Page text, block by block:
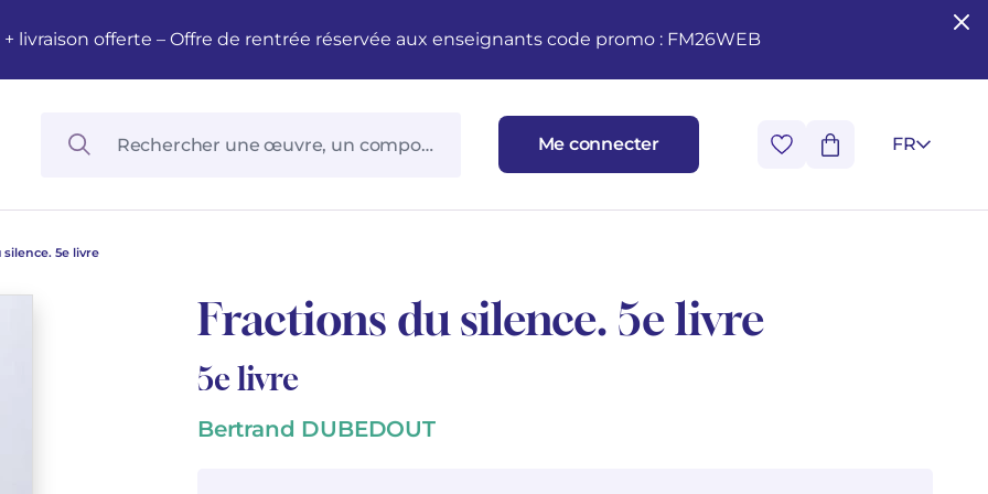
livraison offerte – Offre de rentrée réservée aux enseignants code promo : FM26WEB
Me connecter FR
5e livre
Fractions du silence. 5e livre
5e livre
Bertrand DUBEDOUT